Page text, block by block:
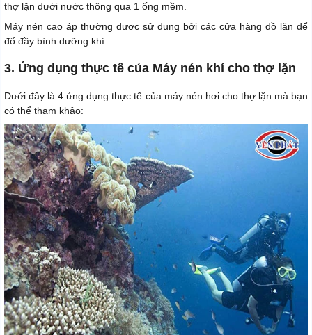
thợ lặn dưới nước thông qua 1 ống mềm.
Máy nén cao áp thường được sử dụng bởi các cửa hàng đồ lặn để
đổ đầy bình dưỡng khí.
3. Ứng dụng thực tế của Máy nén khí cho thợ lặn
Dưới đây là 4 ứng dụng thực tế của máy nén hơi cho thợ lặn mà bạn
có thể tham khảo: